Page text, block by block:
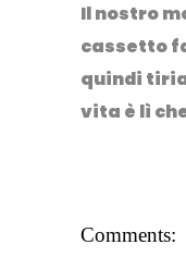
Il nostro
cassetto
quindi
vita è lì
Comments: